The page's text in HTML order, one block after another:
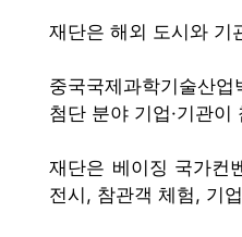
재단은 해외 도시와 기
중국국제과학기술산
첨단 분야 기업·기관
재단은 베이징 국가컨
전시, 참관객 체험, 기